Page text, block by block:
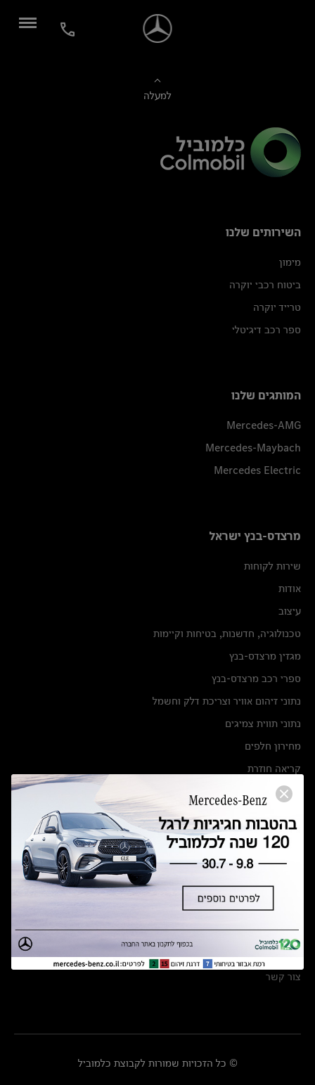
למעלה
השירותים שלנו
מימון
ביטוח רכבי יוקרה
טרייד יוקרה
ספר רכב דיגיטלי
המותגים שלנו
Mercedes-AMG
Mercedes-Maybach
Mercedes Electric
מרצדס-בנץ ישראל
שירות לקוחות
אודות
עיצוב
טכנולוגיה, חדשנות, בטיחות וקיימות
מגזין מרצדס-בנץ
ספרי רכב מרצדס-בנץ
נתוני זיהום אוויר וצריכת דלק וחשמל
נתוני תווית צמיגים
מחירון חלפים
קריאה חוזרת
הודעה על הטבות לרכבי מרצדס בהסדר פשרה בתצ 56447-02-19
תקנון ימי מכירות 120 לכלמוביל
מצאו אותנו
אולמות תצוגה
מרכזי שירות
צור קשר
© כל הזכויות שמורות לקבוצת כלמוביל